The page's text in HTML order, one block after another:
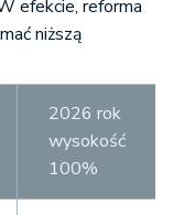
efekcie, reforma
niższą
2026 rok
wysokość
100%